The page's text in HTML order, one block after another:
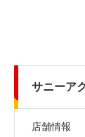
サニーア
店舗情報